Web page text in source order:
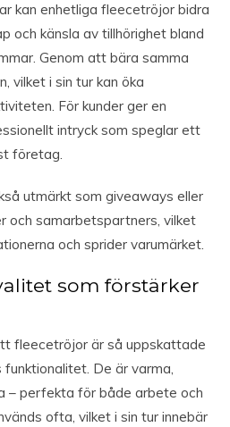
kan enhetliga fleecetröjor bidra
och känsla av tillhörighet bland
Genom att bära samma
vilket i sin tur kan öka
För kunder ger en
intryck som speglar ett
företag.
utmärkt som giveaways eller
och samarbetspartners, vilket
och sprider varumärket.
som förstärker
fleecetröjor är så uppskattade
De är varma,
– perfekta för både arbete och
ofta, vilket i sin tur innebär